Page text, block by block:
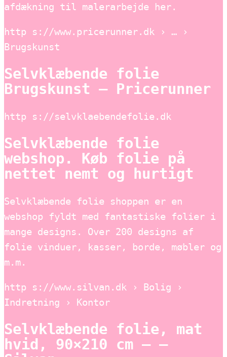
afdækning til malerarbejde her.
http s://www.pricerunner.dk › … ›
Brugskunst
Selvklæbende folie
Brugskunst – Pricerunner
http s://selvklaebendefolie.dk
Selvklæbende folie
webshop. Køb folie på
nettet nemt og hurtigt
Selvklæbende folie shoppen er en
webshop fyldt med fantastiske folier i
mange designs. Over 200 designs af
folie vinduer, kasser, borde, møbler og
m.m.
http s://www.silvan.dk › Bolig ›
Indretning › Kontor
Selvklæbende folie, mat
hvid, 90×210 cm – –